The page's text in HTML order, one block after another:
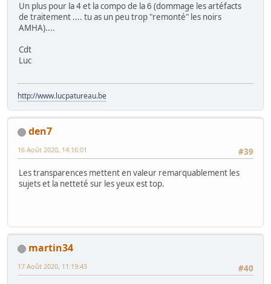
Un plus pour la 4 et la compo de la 6 (dommage les artéfacts
de traitement .... tu as un peu trop "remonté" les noirs
AMHA)....
Cdt
Luc
http://www.lucpatureau.be
den7
#39
16 Août 2020, 14:16:01
Les transparences mettent en valeur remarquablement les
sujets et la netteté sur les yeux est top.
martin34
#40
17 Août 2020, 11:19:43